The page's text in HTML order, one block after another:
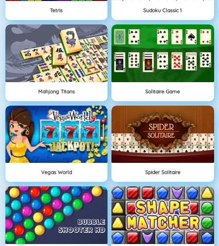
Tetris Sudoku Classic 1
Mahjong Titans Solitaire Game
Vegas World Spider Solitaire